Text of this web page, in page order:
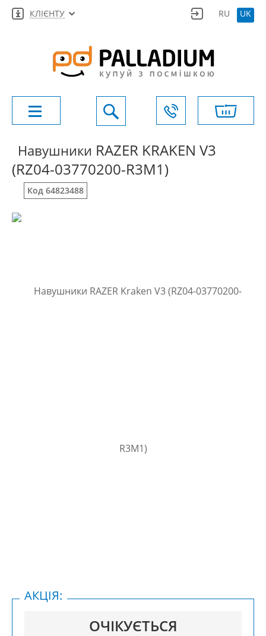
КЛІЄНТУ RU UK
Навушники RAZER KRAKEN V3
(RZ04-03770200-R3M1)
Код 64823488
ОЧІКУЄТЬСЯ
АКЦІЯ: